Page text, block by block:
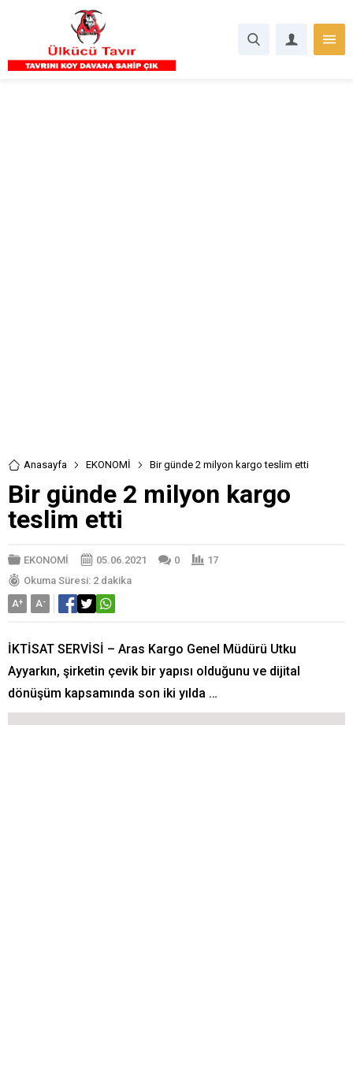
Anasayfa EKONOMİ Bir günde 2 milyon kargo teslim etti
Bir günde 2 milyon kargo
teslim etti
EKONOMİ 05.06.2021 0
17
Okuma Süresi: 2 dakika
A+ A-
İKTİSAT SERVİSİ – Aras Kargo Genel Müdürü Utku
Ayyarkın, şirketin çevik bir yapısı olduğunu ve dijital
dönüşüm kapsamında son iki yılda …